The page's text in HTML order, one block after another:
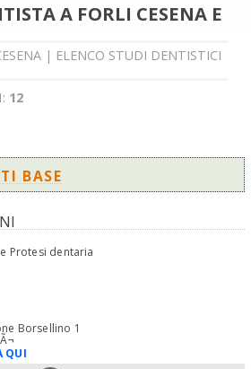
A FORLI CESENA E
| ELENCO STUDI DENTISTICI
12
BASE
Protesi dentaria
Borsellino 1
QUI